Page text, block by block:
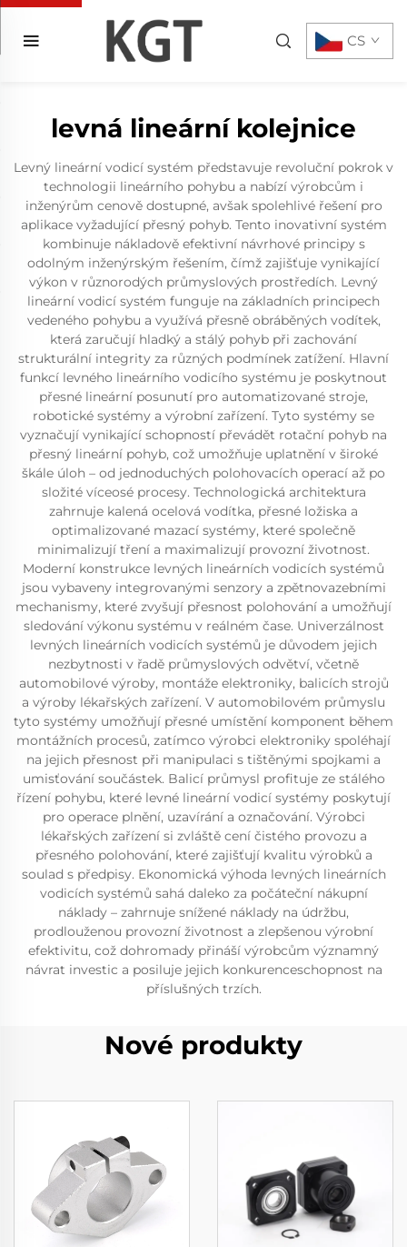
CS
levná lineární kolejnice
Levný lineární vodicí systém představuje revoluční pokrok v
technologii lineárního pohybu a nabízí výrobcům i
inženýrům cenově dostupné, avšak spolehlivé řešení pro
aplikace vyžadující přesný pohyb. Tento inovativní systém
kombinuje nákladově efektivní návrhové principy s
odolným inženýrským řešením, čímž zajišťuje vynikající
výkon v různorodých průmyslových prostředích. Levný
lineární vodicí systém funguje na základních principech
vedeného pohybu a využívá přesně obráběných vodítek,
která zaručují hladký a stálý pohyb při zachování
strukturální integrity za různých podmínek zatížení. Hlavní
funkcí levného lineárního vodicího systému je poskytnout
přesné lineární posunutí pro automatizované stroje,
robotické systémy a výrobní zařízení. Tyto systémy se
vyznačují vynikající schopností převádět rotační pohyb na
přesný lineární pohyb, což umožňuje uplatnění v široké
škále úloh – od jednoduchých polohovacích operací až po
složité víceosé procesy. Technologická architektura
zahrnuje kalená ocelová vodítka, přesné ložiska a
optimalizované mazací systémy, které společně
minimalizují tření a maximalizují provozní životnost.
Moderní konstrukce levných lineárních vodicích systémů
jsou vybaveny integrovanými senzory a zpětnovazebními
mechanismy, které zvyšují přesnost polohování a umožňují
sledování výkonu systému v reálném čase. Univerzálnost
levných lineárních vodicích systémů je důvodem jejich
nezbytnosti v řadě průmyslových odvětví, včetně
automobilové výroby, montáže elektroniky, balicích strojů
a výroby lékařských zařízení. V automobilovém průmyslu
tyto systémy umožňují přesné umístění komponent během
montážních procesů, zatímco výrobci elektroniky spoléhají
na jejich přesnost při manipulaci s tištěnými spojkami a
umisťování součástek. Balicí průmysl profituje ze stálého
řízení pohybu, které levné lineární vodicí systémy poskytují
pro operace plnění, uzavírání a označování. Výrobci
lékařských zařízení si zvláště cení čistého provozu a
přesného polohování, které zajišťují kvalitu výrobků a
soulad s předpisy. Ekonomická výhoda levných lineárních
vodicích systémů sahá daleko za počáteční nákupní
náklady – zahrnuje snížené náklady na údržbu,
prodlouženou provozní životnost a zlepšenou výrobní
efektivitu, což dohromady přináší výrobcům významný
návrat investic a posiluje jejich konkurenceschopnost na
příslušných trzích.
Nové produkty